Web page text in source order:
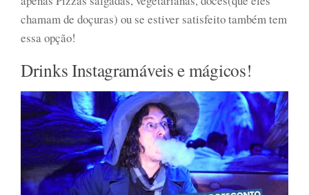
chamam de doçuras) ou se estiver satisfeito também tem
essa opção!
Drinks Instagramáveis e mágicos!